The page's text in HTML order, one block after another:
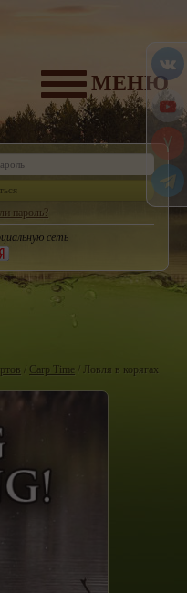
МЕНЮ
пароль?
сеть
/ Carp Time / Ловля в корягах